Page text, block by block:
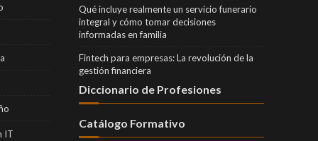
IT
Qué incluye realmente un servicio funerario
integral y cómo tomar decisiones
informadas en familia
Fintech para empresas: La revolución de la
gestión financiera
Diccionario de Profesiones
Catálogo Formativo